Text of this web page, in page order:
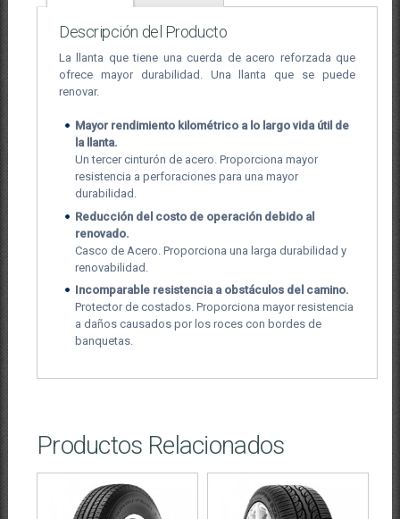
Descripción del Producto
La llanta que tiene una cuerda de acero reforzada que
ofrece mayor durabilidad. Una llanta que se puede
renovar.
Mayor rendimiento kilométrico a lo largo vida útil de
la llanta.
Un tercer cinturón de acero. Proporciona mayor
resistencia a perforaciones para una mayor
durabilidad.
Reducción del costo de operación debido al
renovado.
Casco de Acero. Proporciona una larga durabilidad y
renovabilidad.
Incomparable resistencia a obstáculos del camino.
Protector de costados. Proporciona mayor resistencia
a daños causados por los roces con bordes de
banquetas.
Productos Relacionados